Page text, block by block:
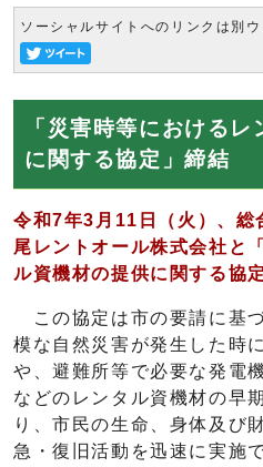
ソーシャルサイトへのリンクは別
「災害時等における
に関する協定」締結
令和7年3月11日（火）、総
尾レントオール株式会社と
ル資機材の提供に関する協
この協定は市の要請に基
模な自然災害が発生した時
や、避難所等で必要な発電
などのレンタル資機材の早
り、市民の生命、身体及び
急・復旧活動を迅速に実施